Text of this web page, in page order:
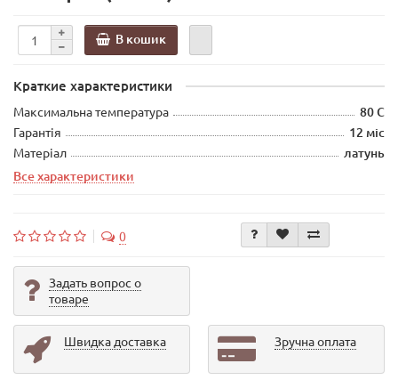
В кошик
Краткие характеристики
Максимальна температура 80 С
Гарантія 12 міс
Матеріал
латунь
Все характеристики
0
Задать вопрос о
товаре
Швидка доставка Зручна оплата